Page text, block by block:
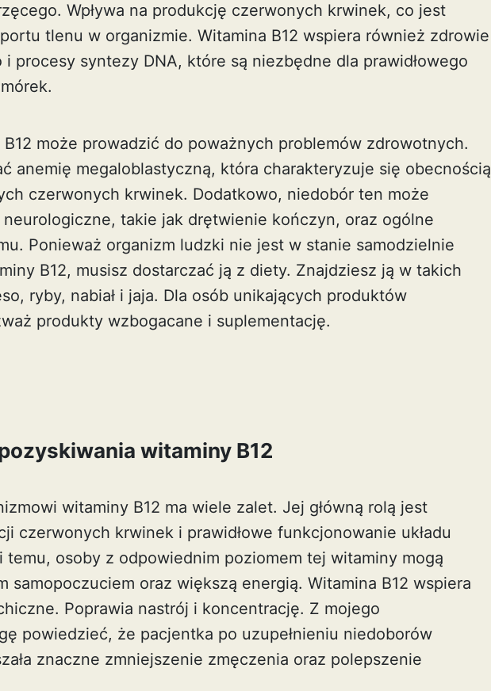
Wpływa na produkcję czerwonych krwinek, co jest
tlenu w organizmie. Witamina B12 wspiera również zdrowie
i procesy syntezy DNA, które są niezbędne dla prawidłowego
może prowadzić do poważnych problemów zdrowotnych.
anemię megaloblastyczną, która charakteryzuje się obecnością
czerwonych krwinek. Dodatkowo, niedobór ten może
neurologiczne, takie jak drętwienie kończyn, oraz ogólne
Ponieważ organizm ludzki nie jest w stanie samodzielnie
B12, musisz dostarczać ją z diety. Znajdziesz ją w takich
ryby, nabiał i jaja. Dla osób unikających produktów
produkty wzbogacane i suplementację.
witaminy B12
witaminy B12 ma wiele zalet. Jej główną rolą jest
czerwonych krwinek i prawidłowe funkcjonowanie układu
temu, osoby z odpowiednim poziomem tej witaminy mogą
samopoczuciem oraz większą energią. Witamina B12 wspiera
Poprawia nastrój i koncentrację. Z mojego
powiedzieć, że pacjentka po uzupełnieniu niedoborów
znaczne zmniejszenie zmęczenia oraz polepszenie